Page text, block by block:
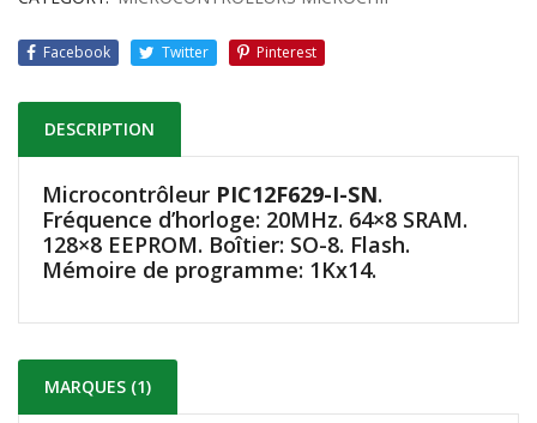
Facebook Twitter Pinterest
DESCRIPTION
Microcontrôleur PIC12F629-I-SN.
Fréquence d’horloge: 20MHz. 64×8 SRAM.
128×8 EEPROM. Boîtier: SO-8. Flash.
Mémoire de programme: 1Kx14.
MARQUES (1)